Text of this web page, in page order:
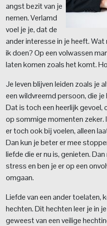
angst bezit van je
nemen. Verlamd
voel je je, dat de
ander interesse in je heeft.
ik doen? Op een volwassen
laten komen zoals het komt.
Je leven blijven leiden zoals je
een wildvreemd persoon, die
Dat is toch een heerlijk gevoel,
op sommige momenten zeker.
er toch ook bij voelen, alleen
Dan kun je beter er mee
liefde die er nu is, genieten.
stress en ben je er op een
omgaan.
Liefde van een ander toelaten,
hechten. Dit hechten leer je in
geweest van een veilige